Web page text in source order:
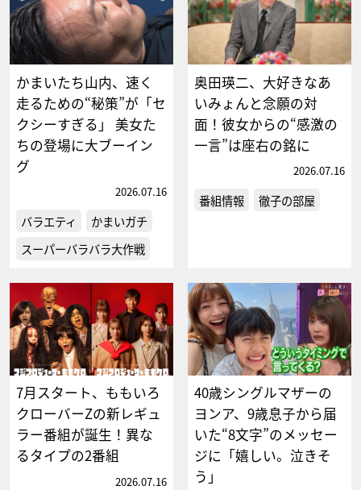
かまいたち山内、速く
走るための“秘策”が「セ
クシーすぎる」 美女た
ちの登場に大ブーイン
グ
2026.07.16
バラエティ
かまいガチ
スーパーバラバラ大作戦
奥田瑛二、大好きなあ
いみょんと念願の対
面！彼女からの“感激の
一言”は座右の銘に
2026.07.16
番組情報 徹子の部屋
7月スタート、ももいろ
クローバーZの新レギュ
ラー番組が誕生！異な
るタイプの2番組
2026.07.16
40歳シングルマザーの
ヨンア、9歳息子から届
いた“8文字”のメッセー
ジに「嬉しい。泣きそ
う」